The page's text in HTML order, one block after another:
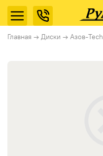
Главная → Диски → Азов-Tech